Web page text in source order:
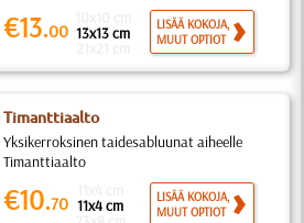
€13.00 13x13 cm
LISÄÄ KOKOJA,
MUUT OPTIOT
Timanttiaalto
Yksikerroksinen taidesabluunat aiheelle
Timanttiaalto
€10.70 11x4 cm
LISÄÄ KOKOJA,
MUUT OPTIOT